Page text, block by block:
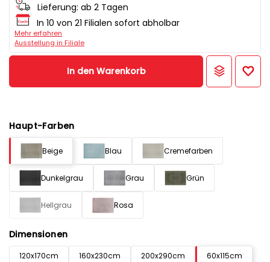
Lieferung: ab 2 Tagen
In 10 von 21 Filialen sofort abholbar
Mehr erfahren
Ausstellung in Filiale
In den Warenkorb
Haupt-Farben
Beige Blau Cremefarben
Dunkelgrau Grau Grün
Hellgrau Rosa
Dimensionen
120x170cm 160x230cm 200x290cm
60x115cm